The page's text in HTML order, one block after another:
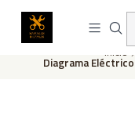
Este
Inicio
Diagrama